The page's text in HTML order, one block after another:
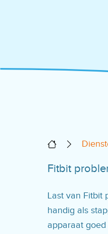
Fitbit
Last van Fitbit
handig als
apparaat